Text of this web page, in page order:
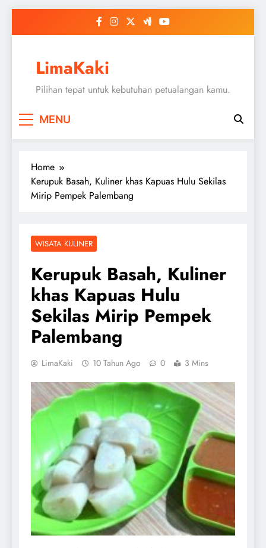
LimaKaki
Pilihan tepat untuk kebutuhan petualangan kamu.
MENU
Home
Kerupuk Basah, Kuliner khas Kapuas Hulu Sekilas
Mirip Pempek Palembang
WISATA KULINER
Kerupuk Basah, Kuliner
khas Kapuas Hulu
Sekilas Mirip Pempek
Palembang
LimaKaki 10 Tahun Ago 0 3 Mins